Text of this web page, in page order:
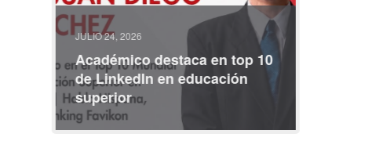
JULIO 24, 2026
Académico destaca en top 10
de LinkedIn en educación
superior